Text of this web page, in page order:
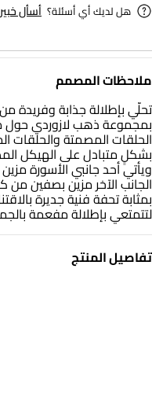
ملاحظات المصمم
تحلّي بإطلالة جذابة وفريدة
بمجموعة ذهب لازوردي حول
الحلقات المصمتة والحلقات
ويأتي أحد جانبي الأسورة
الجانب الآخر مزين بصفين
بمثابة تحفة فنية جديرة
لتتمتعي بإطلالة مفعمة
تفاصيل المنتج
هل لديك أي أسئلة؟ أسأل خبير